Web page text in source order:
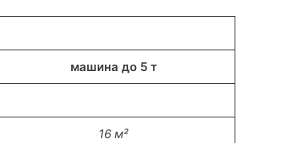
машина до 5 т
16 м²